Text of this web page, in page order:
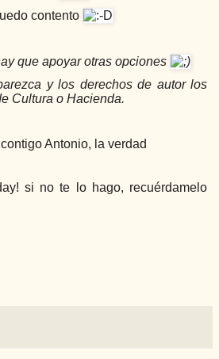
contento
que apoyar otras opciones
y los derechos de autor los
Cultura o Hacienda.
Antonio, la verdad
si no te lo hago, recuérdamelo